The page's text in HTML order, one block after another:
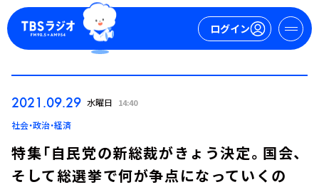
ログイン
2021.09.29 水曜日 14:40
社会・政治・経済
特集「自民党の新総裁がきょう決定。国会、
そして総選挙で何が争点になっていくの